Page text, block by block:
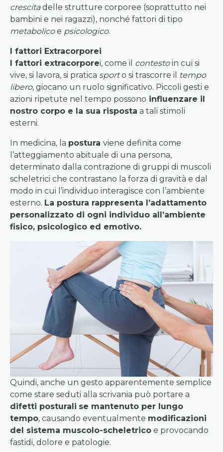
crescitadelle strutture corporee (soprattutto nei
bambini e nei ragazzi), nonché fattori di tipo
metabolicoe psicologico.
I fattori Extracorporei
I fattori extracorporei, come il contestoin cui si
vive, si lavora, si pratica sporto si trascorre il
tempo
libero, giocano un ruolo significativo. Piccoli gesti e
azioni ripetute nel tempo possono influenzare il
nostro corpo e la sua risposta a tali stimoli
esterni.
In medicina, la postura viene definita come
l’atteggiamento abituale di una persona,
determinato dalla contrazione di gruppi di muscoli
scheletrici che contrastano la forza di gravità e dal
modo in cui l’individuo interagisce con l’ambiente
esterno. La postura rappresenta l’adattamento
personalizzato di ogni individuo all’ambiente
fisico, psicologico ed emotivo.
Quindi, anche un gesto apparentemente semplice
come stare seduti alla scrivania può portare a
difetti posturali se mantenuto per lungo
tempo, causando eventualmente modificazioni
del sistema muscolo-scheletrico e provocando
fastidi, dolore e patologie.